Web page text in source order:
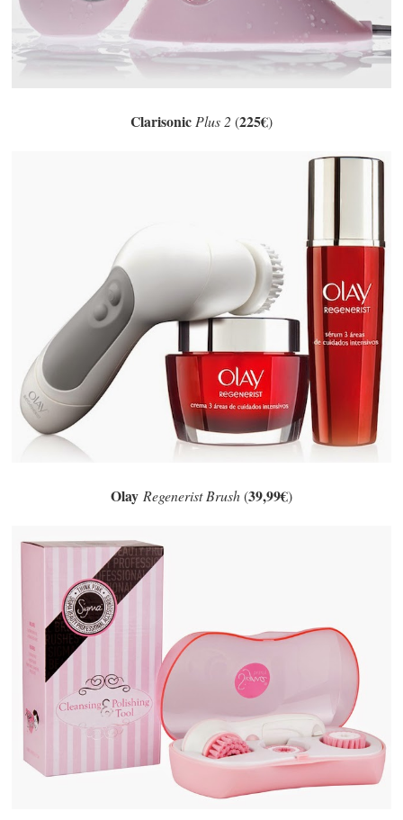
Clarisonic Plus 2 (225€)
Olay Regenerist Brush(39,99€)